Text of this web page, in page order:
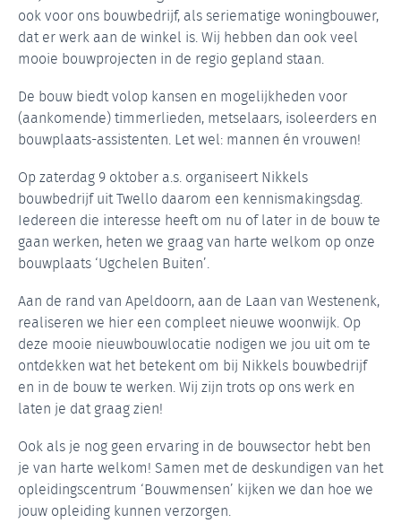
ook voor ons bouwbedrijf, als seriematige woningbouwer,
dat er werk aan de winkel is. Wij hebben dan ook veel
mooie bouwprojecten in de regio gepland staan.
De bouw biedt volop kansen en mogelijkheden voor
(aankomende) timmerlieden, metselaars, isoleerders en
bouwplaats-assistenten. Let wel: mannen én vrouwen!
Op zaterdag 9 oktober a.s. organiseert Nikkels
bouwbedrijf uit Twello daarom een kennismakingsdag.
Iedereen die interesse heeft om nu of later in de bouw te
gaan werken, heten we graag van harte welkom op onze
bouwplaats ‘Ugchelen Buiten’.
Aan de rand van Apeldoorn, aan de Laan van Westenenk,
realiseren we hier een compleet nieuwe woonwijk. Op
deze mooie nieuwbouwlocatie nodigen we jou uit om te
ontdekken wat het betekent om bij Nikkels bouwbedrijf
en in de bouw te werken. Wij zijn trots op ons werk en
laten je dat graag zien!
Ook als je nog geen ervaring in de bouwsector hebt ben
je van harte welkom! Samen met de deskundigen van het
opleidingscentrum ‘Bouwmensen’ kijken we dan hoe we
jouw opleiding kunnen verzorgen.